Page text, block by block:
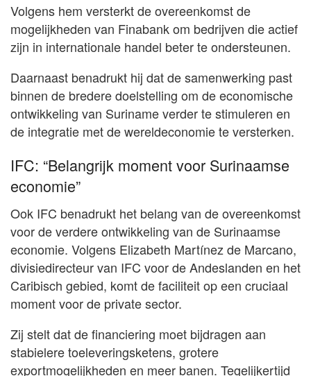
Volgens hem versterkt de overeenkomst de
mogelijkheden van Finabank om bedrijven die actief
zijn in internationale handel beter te ondersteunen.
Daarnaast benadrukt hij dat de samenwerking past
binnen de bredere doelstelling om de economische
ontwikkeling van Suriname verder te stimuleren en
de integratie met de wereldeconomie te versterken.
IFC: “Belangrijk moment voor Surinaamse
economie”
Ook IFC benadrukt het belang van de overeenkomst
voor de verdere ontwikkeling van de Surinaamse
economie. Volgens Elizabeth Martínez de Marcano,
divisiedirecteur van IFC voor de Andeslanden en het
Caribisch gebied, komt de faciliteit op een cruciaal
moment voor de private sector.
Zij stelt dat de financiering moet bijdragen aan
stabielere toeleveringsketens, grotere
exportmogelijkheden en meer banen. Tegelijkertijd